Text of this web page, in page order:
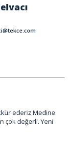
ederiz Medine
çok değerli. Yeni